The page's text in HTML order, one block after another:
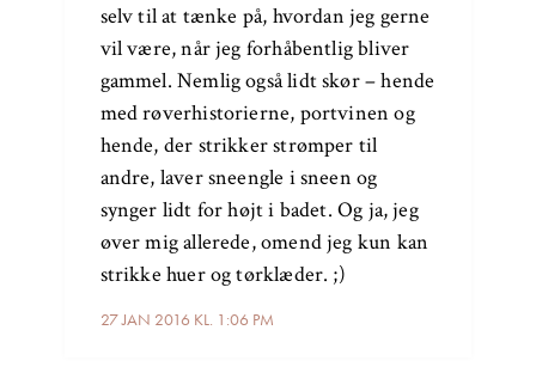
27 JAN 2016 KL. 1:06 PM
selv til at tænke på, hvordan jeg gerne
vil være, når jeg forhåbentlig bliver
gammel. Nemlig også lidt skør – hende
med røverhistorierne, portvinen og
hende, der strikker strømper til
andre, laver sneengle i sneen og
synger lidt for højt i badet. Og ja, jeg
øver mig allerede, omend jeg kun kan
strikke huer og tørklæder. ;)